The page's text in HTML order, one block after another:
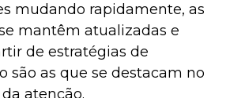
mudando rapidamente, as
mantêm atualizadas e
de estratégias de
são as que se destacam no
atenção.